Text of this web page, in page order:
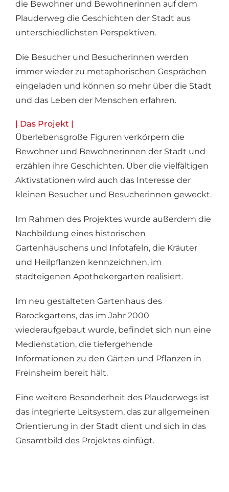
die Bewohner und Bewohnerinnen auf dem
Plauderweg die Geschichten der Stadt aus
unterschiedlichsten Perspektiven.
Die Besucher und Besucherinnen werden
immer wieder zu metaphorischen Gesprächen
eingeladen und können so mehr über die Stadt
und das Leben der Menschen erfahren.
| Das Projekt |
Überlebensgroße Figuren verkörpern die
Bewohner und Bewohnerinnen der Stadt und
erzählen ihre Geschichten. Über die vielfältigen
Aktivstationen wird auch das Interesse der
kleinen Besucher und Besucherinnen geweckt.
Im Rahmen des Projektes wurde außerdem die
Nachbildung eines historischen
Gartenhäuschens und Infotafeln, die Kräuter
und Heilpflanzen kennzeichnen, im
stadteigenen Apothekergarten realisiert.
Im neu gestalteten Gartenhaus des
Barockgartens, das im Jahr 2000
wiederaufgebaut wurde, befindet sich nun eine
Medienstation, die tiefergehende
Informationen zu den Gärten und Pflanzen in
Freinsheim bereit hält.
Eine weitere Besonderheit des Plauderwegs ist
das integrierte Leitsystem, das zur allgemeinen
Orientierung in der Stadt dient und sich in das
Gesamtbild des Projektes einfügt.